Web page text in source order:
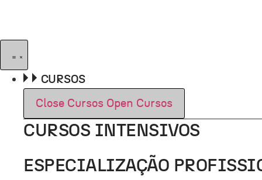
o
conteúdo
CURSOS
Close Cursos Open Cursos
CURSOS INTENSIVOS
ESPECIALIZAÇÃO